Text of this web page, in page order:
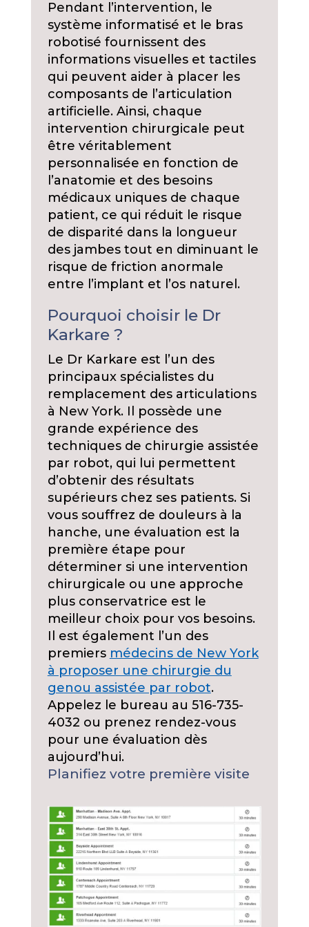
Pendant l’intervention, le
système informatisé et le bras
robotisé fournissent des
informations visuelles et tactiles
qui peuvent aider à placer les
composants de l’articulation
artificielle. Ainsi, chaque
intervention chirurgicale peut
être véritablement
personnalisée en fonction de
l’anatomie et des besoins
médicaux uniques de chaque
patient, ce qui réduit le risque
de disparité dans la longueur
des jambes tout en diminuant le
risque de friction anormale
entre l’implant et l’os naturel.
Pourquoi choisir le Dr
Karkare ?
Le Dr Karkare est l’un des
principaux spécialistes du
remplacement des articulations
à New York. Il possède une
grande expérience des
techniques de chirurgie assistée
par robot, qui lui permettent
d’obtenir des résultats
supérieurs chez ses patients. Si
vous souffrez de douleurs à la
hanche, une évaluation est la
première étape pour
déterminer si une intervention
chirurgicale ou une approche
plus conservatrice est le
meilleur choix pour vos besoins.
Il est également l’un des
premiers médecins de New York
à proposer une chirurgie du
genou assistée par robot.
Appelez le bureau au 516-735-
4032 ou prenez rendez-vous
pour une évaluation dès
aujourd’hui.
Planifiez votre première visite